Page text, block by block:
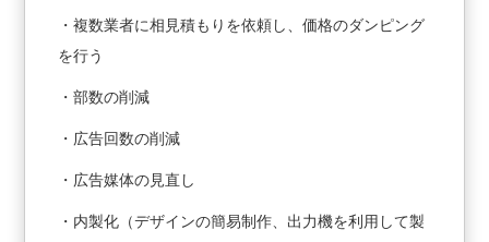
・複数業者に相見積もりを依頼し、価格のダンピング
を行う
・部数の削減
・広告回数の削減
・広告媒体の見直し
・内製化（デザインの簡易制作、出力機を利用して製